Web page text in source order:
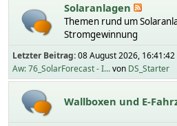
Solaranlagen
Themen rund um
Stromgewinnung
Letzter Beitrag:08 August 2026, 16:41:42
Aw: 76_SolarForecast - I...von DS_Starter
Wallboxen und E-